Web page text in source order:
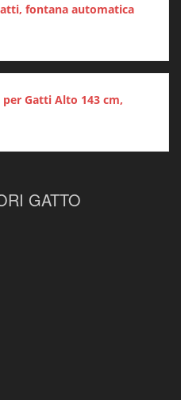
fontana automatica
Gatti Alto 143 cm,
GATTO